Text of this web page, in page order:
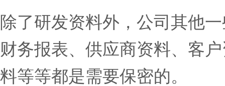
除了研发资料外，公司其他
财务报表、供应商资料、客
料等等都是需要保密的。